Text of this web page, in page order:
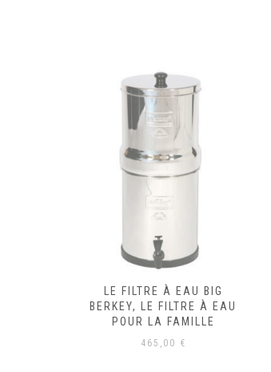
LE FILTRE À EAU BIG
BERKEY, LE FILTRE À EAU
POUR LA FAMILLE
465,00 €